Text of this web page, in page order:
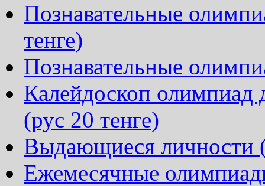
Познавательные
тенге)
Познавательные
Калейдоскоп олимпиад
(рус 20 тенге)
Выдающиеся личности
Ежемесячные